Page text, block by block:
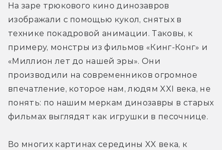
На заре трюкового кино динозавров
изображали с помощью кукол, снятых в
технике покадровой анимации. Таковы, к
примеру, монстры из фильмов «Кинг-Конг» и
«Миллион лет до нашей эры». Они
производили на современников огромное
впечатление, которое нам, людям XXI века, не
понять: по нашим меркам динозавры в старых
фильмах выглядят как игрушки в песочнице.
Во многих картинах середины XX века, к